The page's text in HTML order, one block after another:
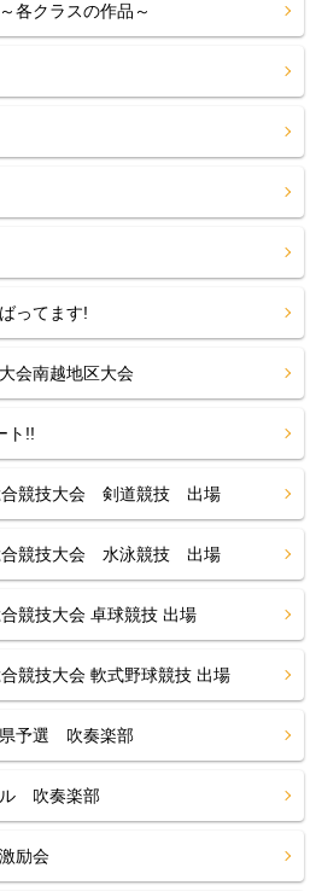
クラスの作品～
ってます!
会南越地区大会
ト!!
合競技大会 剣道競技 出場
合競技大会 水泳競技 出場
競技大会 卓球競技 出場
競技大会 軟式野球競技 出場
予選 吹奏楽部
ル 吹奏楽部
励会